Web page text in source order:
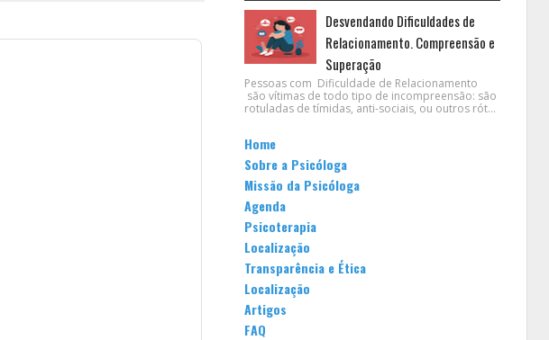
Desvendando Dificuldades de
Relacionamento. Compreensão e
Superação
Pessoas com Dificuldade de Relacionamento
são vítimas de todo tipo de incompreensão: são
rotuladas de tímidas, anti-sociais, ou outros rót...
Home
Sobre a Psicóloga
Missão da Psicóloga
Agenda
Psicoterapia
Localização
Transparência e Ética
Localização
Artigos
FAQ